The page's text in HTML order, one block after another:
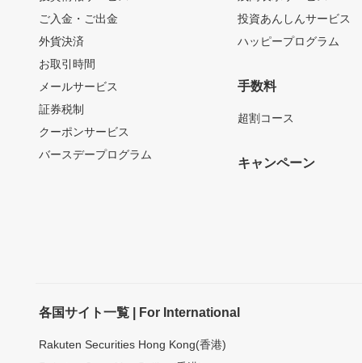
ご入金・ご出金
外貨決済
お取引時間
メールサービス
証券税制
クーポンサービス
バースデープログラム
投資あんしんサービス
ハッピープログラム
手数料
超割コース
キャンペーン
各国サイト一覧 | For International
Rakuten Securities Hong Kong(香港)